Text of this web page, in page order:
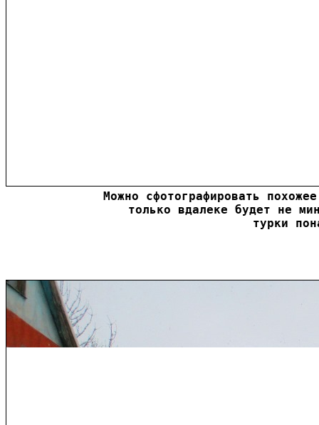
Можно сфотографировать
только вдалеке будет не
турки